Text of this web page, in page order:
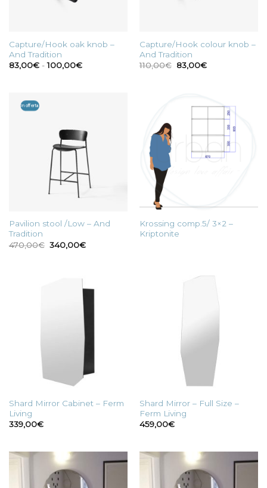
Capture/Hook oak knob –
And Tradition
83,00€ - 100,00€Fascia
Capture/Hook colour knob –
And Tradition
110,00€ Il
prezzo
83,00€Il
In offerta
Pavilion stool /Low – And
Tradition
470,00€ Il
prezzo
340,00€Il
Krossing comp.5/ 3×2 –
Kriptonite
Shard Mirror Cabinet – Ferm
Living
339,00€
Shard Mirror – Full Size –
Ferm Living
459,00€